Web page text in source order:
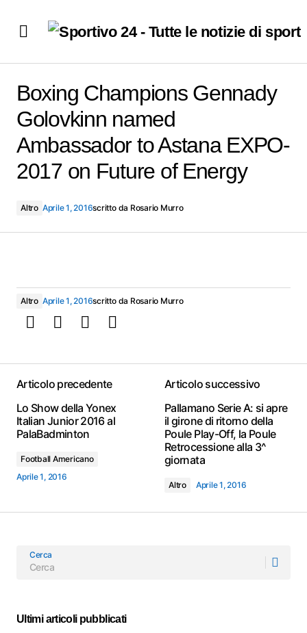
Ambassador to Astana EXPO-2017 on Future of Energy
Boxing Champions Gennady
Golovkinn named
Ambassador to Astana EXPO-
2017 on Future of Energy
Altro Aprile 1, 2016scritto da Rosario Murro
Altro Aprile 1, 2016scritto da Rosario Murro
Articolo precedente
Lo Show della Yonex
Italian Junior 2016 al
PalaBadminton
Football Americano
Aprile 1, 2016
Articolo successivo
Pallamano Serie A: si apre
il girone di ritorno della
Poule Play-Off, la Poule
Retrocessione alla 3^
giornata
Altro Aprile 1, 2016
Cerca
Ultimi articoli pubblicati